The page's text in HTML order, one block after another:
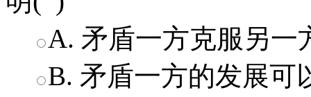
A. 矛盾一方克服另一
B. 矛盾一方的发展可